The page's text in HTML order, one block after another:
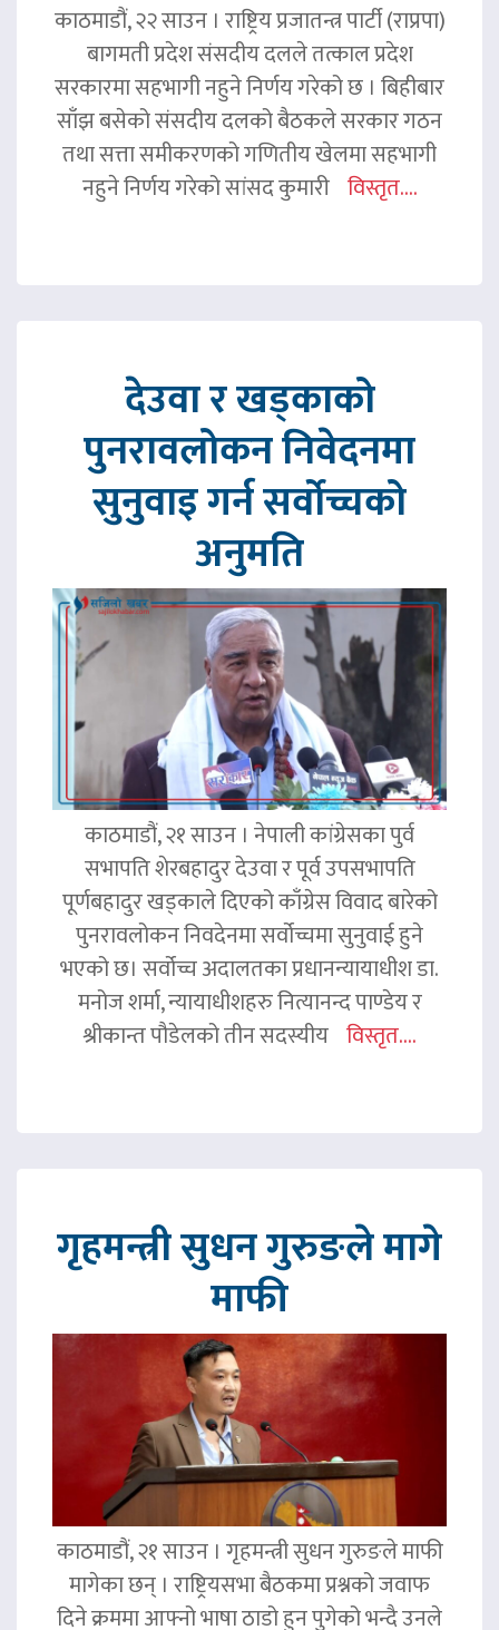
काठमाडौं, २२ साउन । राष्ट्रिय प्रजातन्त्र पार्टी (राप्रपा)
बागमती प्रदेश संसदीय दलले तत्काल प्रदेश
सरकारमा सहभागी नहुने निर्णय गरेको छ । बिहीबार
साँझ बसेको संसदीय दलको बैठकले सरकार गठन
तथा सत्ता समीकरणको गणितीय खेलमा सहभागी
नहुने निर्णय गरेको सांसद कुमारी विस्तृत....
देउवा र खड्काको
पुनरावलोकन निवेदनमा
सुनुवाइ गर्न सर्वोच्चको
अनुमति
काठमाडौं, २१ साउन । नेपाली कांग्रेसका पुर्व
सभापति शेरबहादुर देउवा र पूर्व उपसभापति
पूर्णबहादुर खड्काले दिएको काँग्रेस विवाद बारेको
पुनरावलोकन निवदेनमा सर्वोच्चमा सुनुवाई हुने
भएको छ। सर्वोच्च अदालतका प्रधानन्यायाधीश डा.
मनोज शर्मा, न्यायाधीशहरु नित्यानन्द पाण्डेय र
श्रीकान्त पौडेलको तीन सदस्यीय विस्तृत....
गृहमन्त्री सुधन गुरुङले मागे
माफी
काठमाडौं, २१ साउन । गृहमन्त्री सुधन गुरुङले माफी
मागेका छन् । राष्ट्रियसभा बैठकमा प्रश्नको जवाफ
दिने क्रममा आफ्नो भाषा ठाडो हुन पुगेको भन्दै उनले